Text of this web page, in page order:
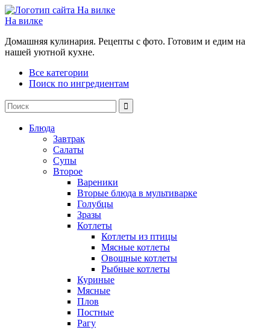
На вилке
Домашняя кулинария. Рецепты с фото. Готовим и едим на
нашей уютной кухне.
Все категории
Поиск по ингредиентам
Блюда
Завтрак
Салаты
Супы
Второе
Вареники
Вторые блюда в мультиварке
Голубцы
Зразы
Котлеты
Котлеты из птицы
Мясные котлеты
Овощные котлеты
Рыбные котлеты
Куриные
Мясные
Плов
Постные
Рагу